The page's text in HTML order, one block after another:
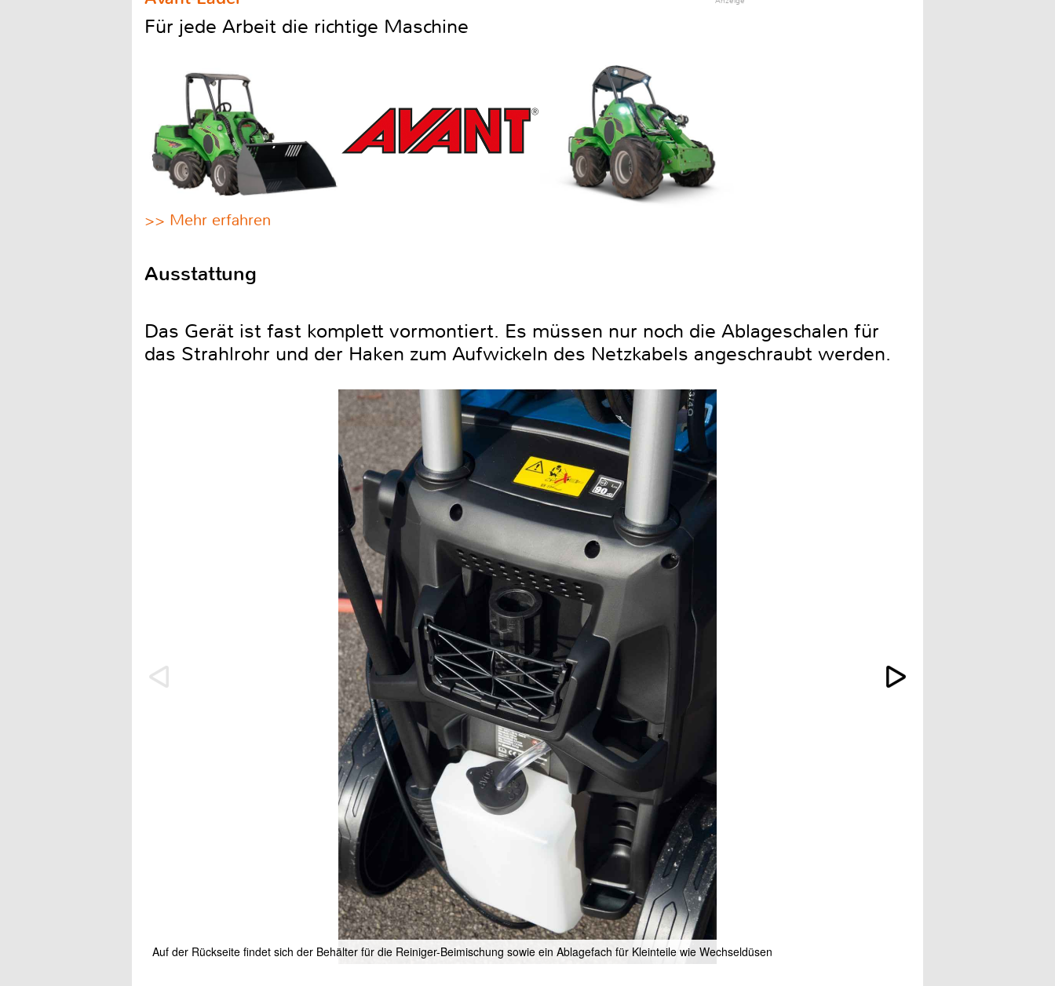
Für jede Arbeit die richtige Maschine
>> Mehr erfahren
Ausstattung
Das Gerät ist fast komplett vormontiert. Es müssen nur noch die Ablageschalen für
das Strahlrohr und der Haken zum Aufwickeln des Netzkabels angeschraubt werden.
Auf der Rückseite findet sich der Behälter für die Reiniger-Beimischung sowie ein Ablagefach für Kleinteile wie Wechseldüsen